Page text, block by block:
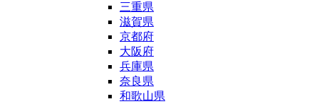
三重県
滋賀県
京都府
大阪府
兵庫県
奈良県
和歌山県